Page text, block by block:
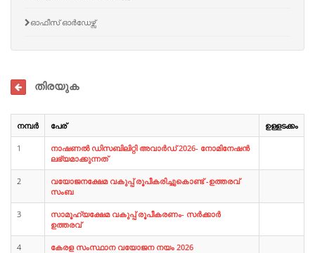
ഓഫീസ് ഓർഡേഴ്സ്
തിരയുക
നമ്പർ പേര് ഉള്ളടക്കം
1
നാഷണല്‍ ഡിസബിലിറ്റി അവാര്‍ഡ്‌ 2026- നോമിനേഷന്‍
ലഭ്യമാക്കുന്നത്
2
വയോജനക്ഷേമ വകുപ്പ് രൂപീകരിച്ചുകൊണ്ട്‌ -ഉത്തരവ്
സംബ
3
സാമൂഹ്യക്ഷേമ വകുപ്പ് രൂപീകരണം- സര്‍ക്കാര്‍
ഉത്തരവ്
4 കേരള സംസ്ഥാന വയോജന നയം 2026